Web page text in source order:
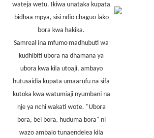
wateja wetu. Ikiwa unataka kupata
bidhaa mpya, sisi ndio chaguo lako
bora kwa hakika.
Samreal ina mfumo madhubuti wa
kudhibiti ubora na dhamana ya
ubora kwa kila utoaji, ambayo
hutusaidia kupata umaarufu na sifa
kutoka kwa watumiaji nyumbani na
nje ya nchi wakati wote. "Ubora
bora, bei bora, huduma bora" ni
wazo ambalo tunaendelea kila